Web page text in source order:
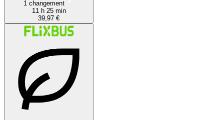
1 changement
11 h 25 min
39,97 €